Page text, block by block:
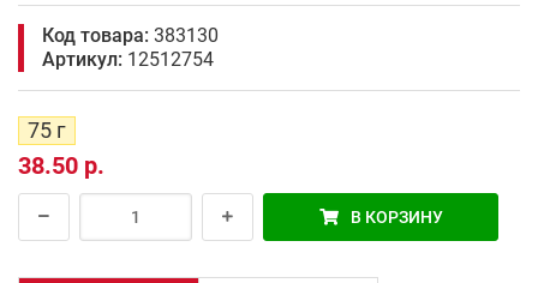
Код товара: 383130
Артикул: 12512754
75 г
38.50 р.
В КОРЗИНУ